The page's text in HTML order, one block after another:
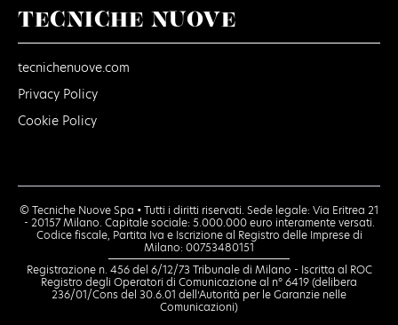
TECNICHE NUOVE
tecnichenuove.com
Privacy Policy
Cookie Policy
© Tecniche Nuove Spa • Tutti i diritti riservati. Sede legale: Via Eritrea 21
- 20157 Milano. Capitale sociale: 5.000.000 euro interamente versati.
Codice fiscale, Partita Iva e Iscrizione al Registro delle Imprese di
Milano: 00753480151
Registrazione n. 456 del 6/12/73 Tribunale di Milano - Iscritta al ROC
Registro degli Operatori di Comunicazione al n° 6419 (delibera
236/01/Cons del 30.6.01 dell’Autorità per le Garanzie nelle
Comunicazioni)